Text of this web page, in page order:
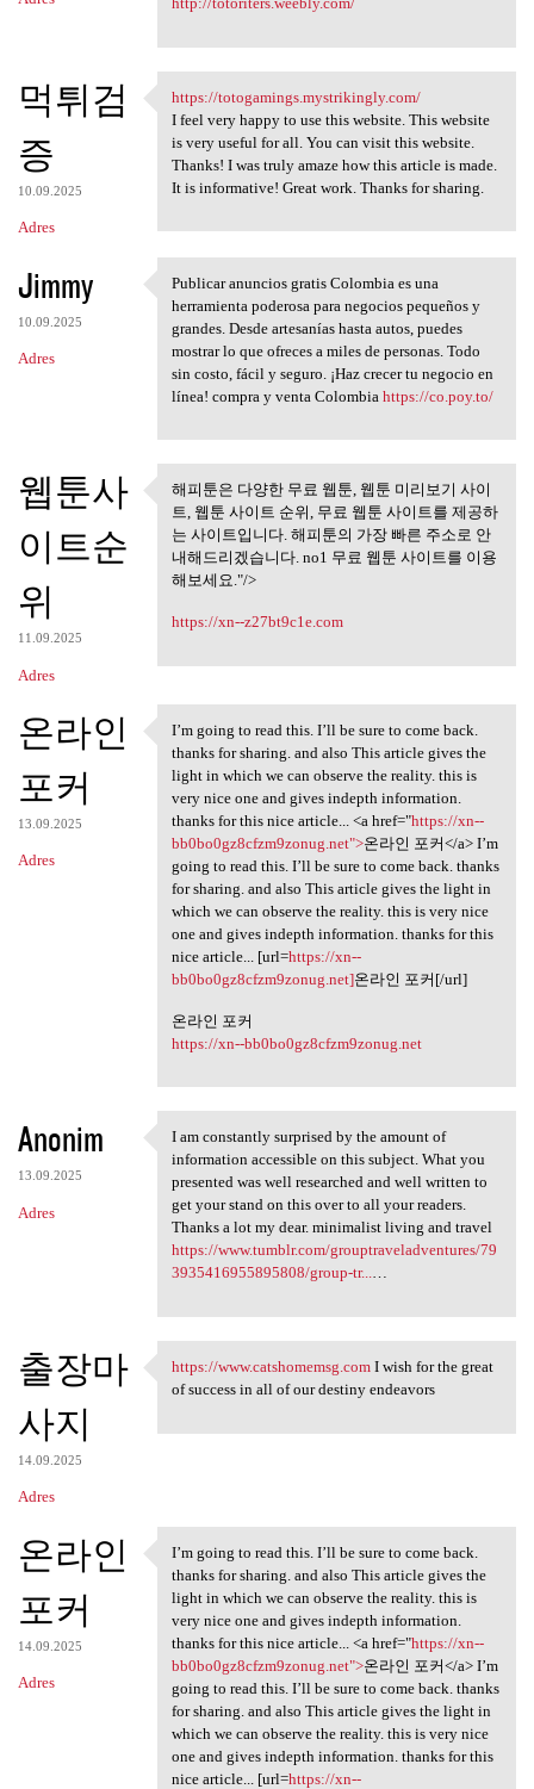
먹튀검
증
10.09.2025
Adres
https://totogamings
https://totogamings.mystrikingly.com/
I feel very happy to use this website. This website
is very useful for all. You can visit this website.
Thanks! I was truly amaze how this article is made.
It is informative! Great work. Thanks for sharing.
Jimmy
10.09.2025
Adres
Publicar anuncios gratis
Publicar anuncios gratis Colombia es una
herramienta poderosa para negocios pequeños y
grandes. Desde artesanías hasta autos, puedes
mostrar lo que ofreces a miles de personas. Todo
sin costo, fácil y seguro. ¡Haz crecer tu negocio en
línea! compra y venta Colombia https://co.poy.to/
웹툰사
이트순
위
11.09.2025
Adres
해피툰은 다양한 무료 웹툰, 웹툰
미리보기 사이트,
해피툰은 다양한 무료 웹툰, 웹툰 미리보기 사이
트, 웹툰 사이트 순위, 무료 웹툰 사이트를 제공하
는 사이트입니다. 해피툰의 가장 빠른 주소로 안
내해드리겠습니다. no1 무료 웹툰 사이트를 이용
해보세요."/>
https://xn--z27bt9c1e.com
온라인
포커
13.09.2025
Adres
I’m going to read this. I’ll
I’m going to read this. I’ll be sure to come back.
thanks for sharing. and also This article gives the
light in which we can observe the reality. this is
very nice one and gives indepth information.
thanks for this nice article... <a href="https://xn--
bb0bo0gz8cfzm9zonug.net">온라인 포커</a> I’m
going to read this. I’ll be sure to come back. thanks
for sharing. and also This article gives the light in
which we can observe the reality. this is very nice
one and gives indepth information. thanks for this
nice article... [url=https://xn--
bb0bo0gz8cfzm9zonug.net]온라인 포커[/url]
온라인 포커
https://xn--bb0bo0gz8cfzm9zonug.net
Anonim
13.09.2025
Adres
I am constantly surprised by
I am constantly surprised by the amount of
information accessible on this subject. What you
presented was well researched and well written to
get your stand on this over to all your readers.
Thanks a lot my dear. minimalist living and travel
https://www.tumblr.com/grouptraveladventures/79
3935416955895808/group-tr...…
출장마
사지
14.09.2025
Adres
https://www.catshomemsg.com I
https://www.catshomemsg.comI wish for the great
of success in all of our destiny endeavors
온라인
포커
14.09.2025
Adres
I’m going to read this. I’ll
I’m going to read this. I’ll be sure to come back.
thanks for sharing. and also This article gives the
light in which we can observe the reality. this is
very nice one and gives indepth information.
thanks for this nice article... <a href="https://xn--
bb0bo0gz8cfzm9zonug.net">온라인 포커</a> I’m
going to read this. I’ll be sure to come back. thanks
for sharing. and also This article gives the light in
which we can observe the reality. this is very nice
one and gives indepth information. thanks for this
nice article... [url=https://xn--